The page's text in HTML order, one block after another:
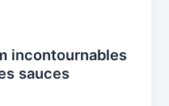
incontournables
sauces